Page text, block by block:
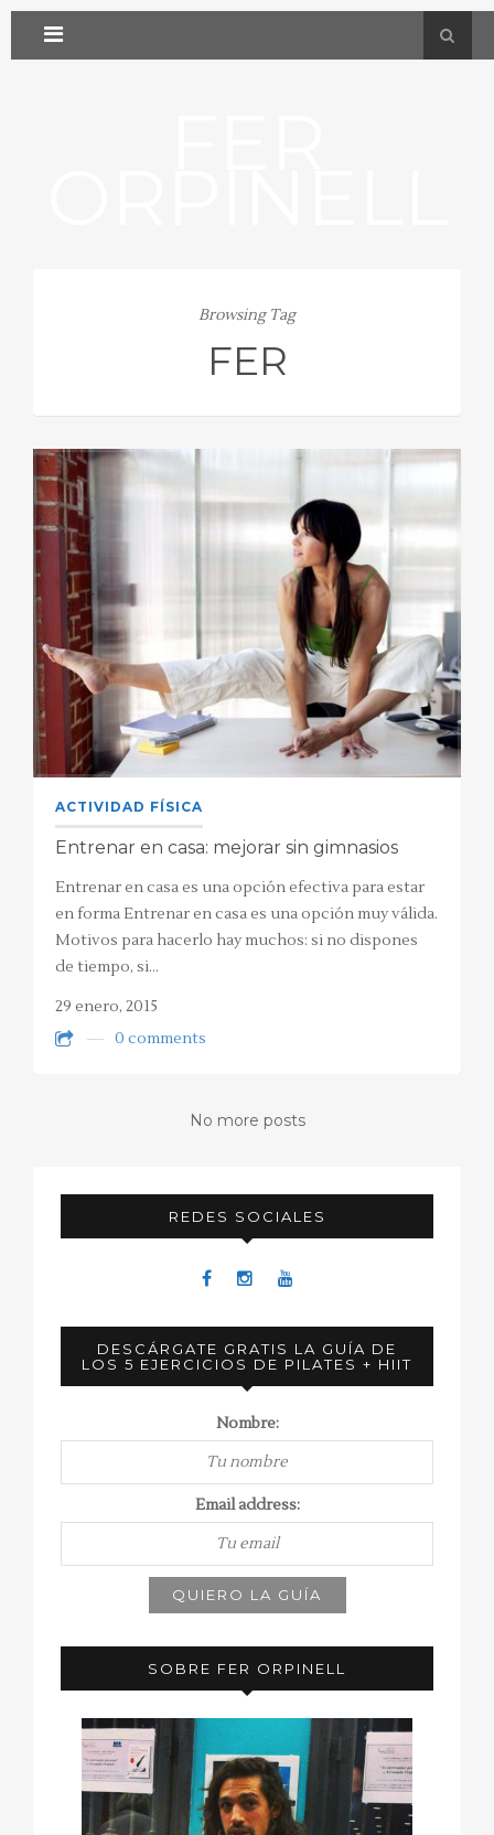
Browsing Tag
FER
ACTIVIDAD FÍSICA
Entrenar en casa: mejorar sin gimnasios
Entrenar en casa es una opción efectiva para estar
en forma Entrenar en casa es una opción muy válida.
Motivos para hacerlo hay muchos: si no dispones
de tiempo, si…
29 enero, 2015
0 comments
No more posts
REDES SOCIALES
DESCÁRGATE GRATIS LA GUÍA DE
LOS 5 EJERCICIOS DE PILATES + HIIT
Nombre:
Email address:
SOBRE FER ORPINELL